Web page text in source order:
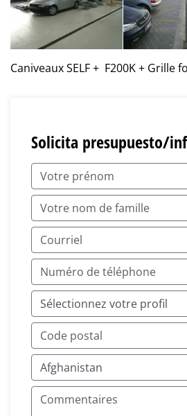
Caniveaux SELF + F200K + Grille
Solicita presupuesto/